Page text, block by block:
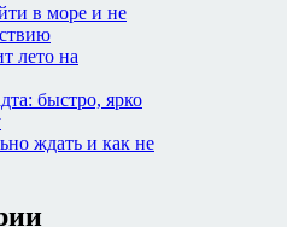
в море и не
лето на
быстро, ярко
ждать и как не